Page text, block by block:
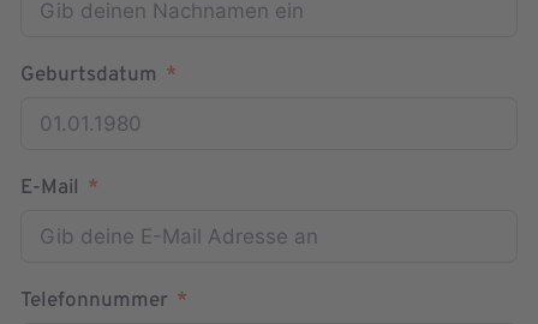
Geburtsdatum
E-Mail
Telefonnummer